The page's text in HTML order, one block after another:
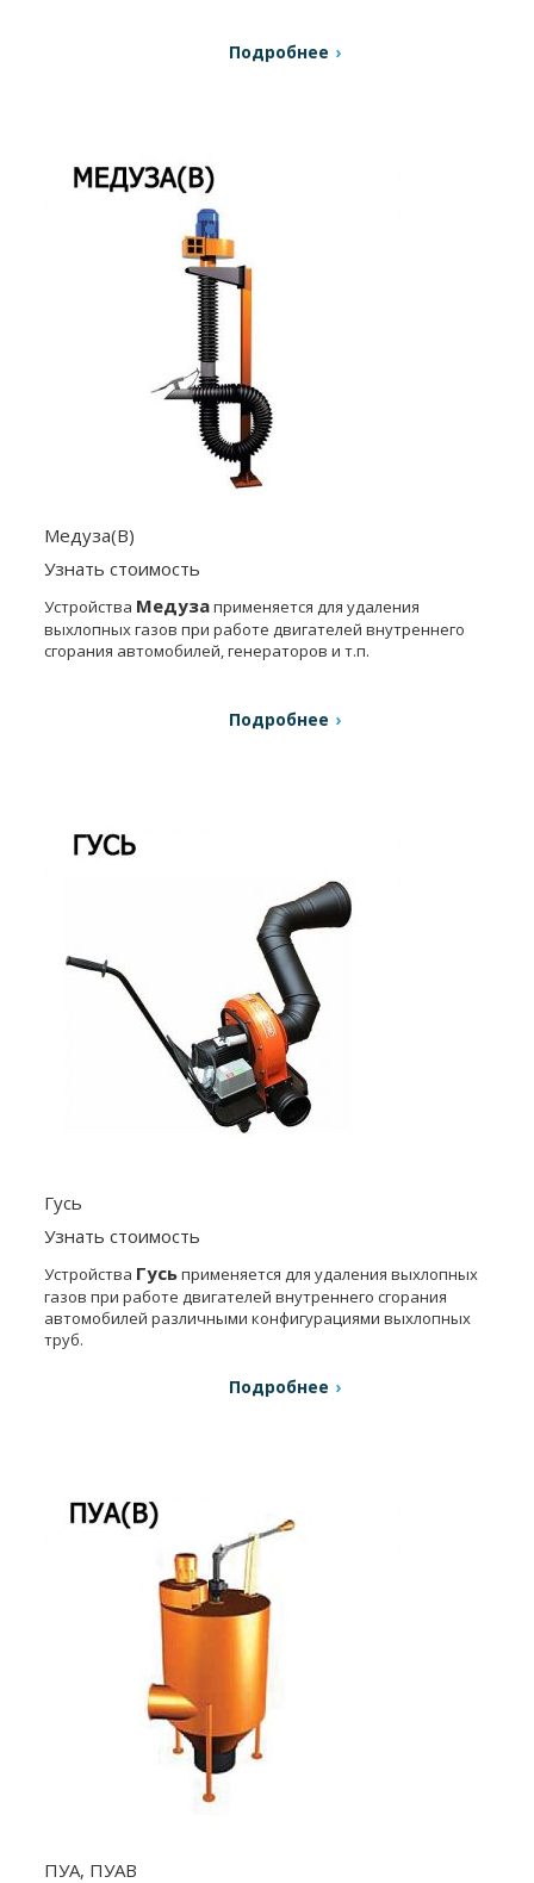
Подробнее
Медуза(В)
Узнать стоимость
Устройства Медузаприменяется для удаления
выхлопных газов при работе двигателей внутреннего
сгорания автомобилей, генераторов и т.п.
Подробнее
Гусь
Узнать стоимость
Устройства Гусьприменяется для удаления выхлопных
газов при работе двигателей внутреннего сгорания
автомобилей различными конфигурациями выхлопных
труб.
Подробнее
ПУА, ПУАВ